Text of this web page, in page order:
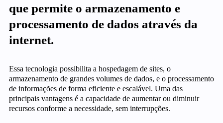
que permite o armazenamento e
processamento de dados através da
internet.
Essa tecnologia possibilita a hospedagem de sites, o
armazenamento de grandes volumes de dados, e o processamento
de informações de forma eficiente e escalável. Uma das
principais vantagens é a capacidade de aumentar ou diminuir
recursos conforme a necessidade, sem interrupções.